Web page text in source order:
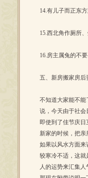
14.有儿子而正东
15.西北角作厕所
16.房主属兔的不
五、新房搬家房后
不知道大家能不
说，今天由于社
即使到了佳节庆
新家的时候，把
如果以风水方面
较寒冷不适，这
人的运势来汇集